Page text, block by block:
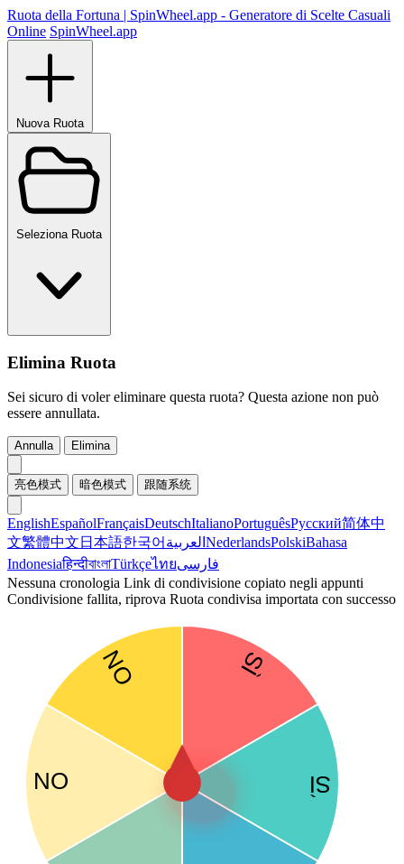
Ruota della Fortuna | SpinWheel.app - Generatore di Scelte Casuali
Online SpinWheel.app
Nuova Ruota
Seleziona Ruota
Elimina Ruota
Sei sicuro di voler eliminare questa ruota? Questa azione non può
essere annullata.
Annulla Elimina
亮色模式 暗色模式 跟随系统
EnglishEspañolFrançaisDeutschItalianoPortuguêsРусский简体中
文繁體中文 日本語한국어 العربية NederlandsPolskiBahasa
Indonesiaहिन्दीবাংলাTürkçeไทยفارسی
Nessuna cronologia Link di condivisione copiato negli appunti
Condivisione fallita, riprova Ruota condivisa importata con successo